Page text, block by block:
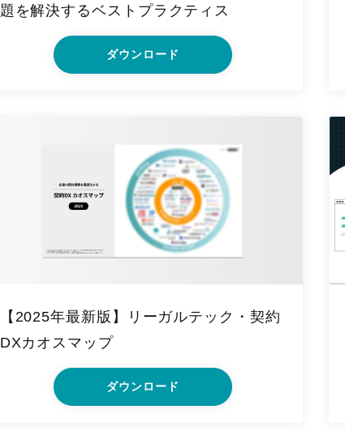
題を解決するベストプラクティス
ダウンロード
【2025年最新版】リーガルテック・契約
DXカオスマップ
ダウンロード